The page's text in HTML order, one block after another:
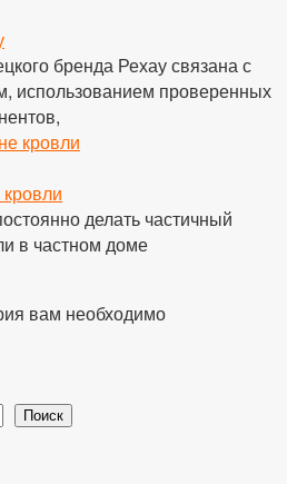
бренда Рехау связана с
использованием проверенных
делать частичный
в частном доме
вам необходимо
Поиск